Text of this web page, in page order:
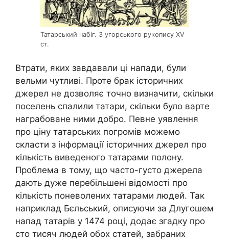
Татарський набіг. З угорського рукопису XV
ст.
Втрати, яких завдавали ці напади, були
вельми чутливі. Проте брак історичних
джерел не дозволяє точно визначити, скільки
поселень спалили татари, скільки було варте
награбоване ними добро. Певне уявлення
про ціну татарських погромів можемо
скласти з інформації історичних джерел про
кількість виведеного татарами полону.
Проблема в тому, що часто-густо джерела
дають дуже перебільшені відомості про
кількість поневолених татарами людей. Так
наприклад Бєльський, описуючи за Длугошем
напад татарів у 1474 році, додає згадку про
сто тисяч людей обох статей, забраних